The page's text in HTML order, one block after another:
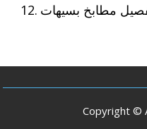
مطابخ بسيهات
Copyright ©